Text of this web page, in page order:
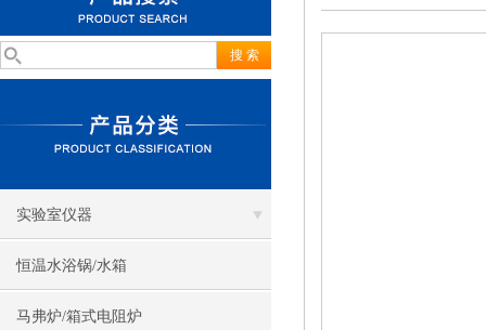
实验室仪器
恒温水浴锅/水箱
马弗炉/箱式电阻炉